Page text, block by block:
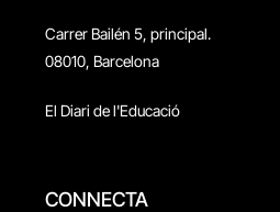
Carrer Bailén 5, principal.
08010, Barcelona
El Diari de l'Educació
CONNECTA